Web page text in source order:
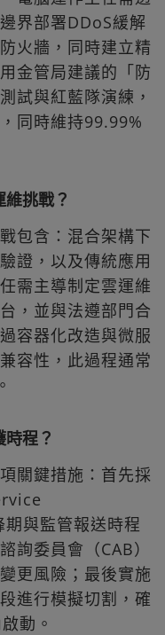
界部署DDoS緩解
火牆，同時建立精
金管局建議的「防
試與紅藍隊演練，
同時維持99.99%
挑戰？
包含：混合架構下
證，以及傳統應用
需主導制定雲運維
，並與法遵部門合
容器化改造與微服
容性，此過程通常
程？
關鍵措施：首先採
與監管報送時程
詢委員會（CAB）
更風險；最後實施
進行模擬切割，確
動。